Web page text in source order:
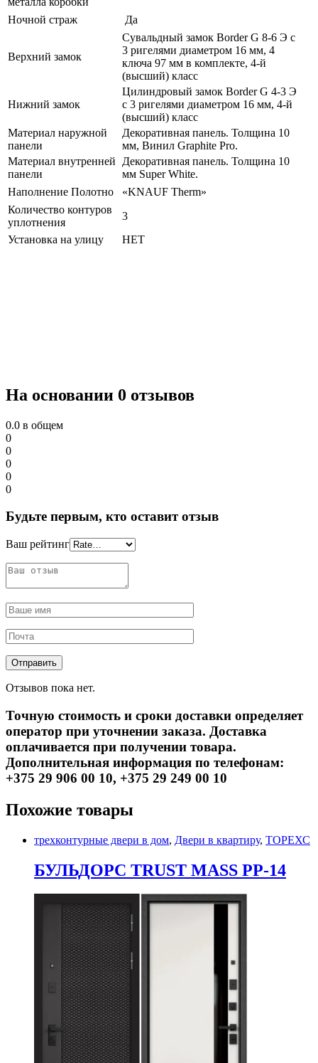
Ночной страж
Да
Верхний замок
Сувальдный замок Border G 8-6 Э с
3 ригелями диаметром 16 мм, 4
ключа 97 мм в комплекте, 4-й
(высший) класс
Нижний замок
Цилиндровый замок Border G 4-3 Э
с 3 ригелями диаметром 16 мм, 4-й
(высший) класс
Материал наружной
панели
Декоративная панель. Толщина 10
мм, Винил Graphite Pro.
Материал внутренней
панели
Декоративная панель. Толщина 10
мм Super White.
Наполнение Полотно
«KNAUF Therm»
Количество контуров
уплотнения
3
Установка на улицу
НЕТ
На основании 0 отзывов
0.0 в общем
0
0
0
0
0
Будьте первым, кто оставит отзыв
Ваш рейтинг
Отзывов пока нет.
Точную стоимость и сроки доставки определяет
оператор при уточнении заказа. Доставка
оплачивается при получении товара.
Дополнительная информация по телефонам:
+375 29 906 00 10, +375 29 249 00 10
Похожие товары
трехконтурные двери в дом, Двери в квартиру, ТОРЕХС
БУЛЬДОРС TRUST MASS PP-14